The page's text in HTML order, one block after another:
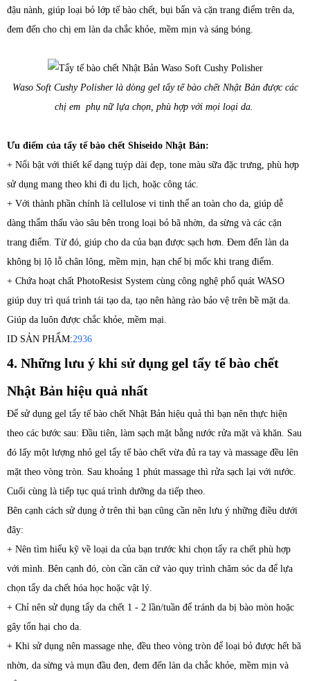
đậu nành, giúp loại bỏ lớp tế bào chết, bụi bẩn và cặn trang điểm trên da,
đem đến cho chị em làn da chắc khỏe, mềm mịn và sáng bóng.
Waso Soft Cushy Polisher là dòng gel tẩy tế bào chết Nhật Bản được các
chị em phụ nữ lựa chọn, phù hợp với mọi loại da.
Ưu điểm của tẩy tế bào chết Shiseido Nhật Bản:
+ Nổi bật với thiết kế dạng tuýp dài đẹp, tone màu sữa đặc trưng, phù hợp
sử dụng mang theo khi đi du lịch, hoặc công tác.
+ Với thành phần chính là cellulose vi tinh thể an toàn cho da, giúp dễ
dàng thẩm thấu vào sâu bên trong loại bỏ bã nhờn, da sừng và các cặn
trang điểm. Từ đó, giúp cho da của bạn được sạch hơn. Đem đến làn da
không bị lộ lỗ chân lông, mềm mịn, hạn chế bị mốc khi trang điểm.
+ Chứa hoạt chất PhotoResist System cùng công nghệ phổ quát WASO
giúp duy trì quá trình tái tạo da, tạo nên hàng rào bảo vệ trên bề mặt da.
Giúp da luôn được chắc khỏe, mềm mại.
ID SẢN PHẨM:2936
4. Những lưu ý khi sử dụng gel tẩy tế bào chết
Nhật Bản hiệu quả nhất
Để sử dụng gel tẩy tế bào chết Nhật Bản hiệu quả thì bạn nên thực hiện
theo các bước sau: Đầu tiên, làm sạch mặt bằng nước rửa mặt và khăn. Sau
đó lấy một lượng nhỏ gel tẩy tế bào chết vừa đủ ra tay và massage đều lên
mặt theo vòng tròn. Sau khoảng 1 phút massage thì rửa sạch lại với nước.
Cuối cùng là tiếp tục quá trình dưỡng da tiếp theo.
Bên cạnh cách sử dụng ở trên thì bạn cũng cần nên lưu ý những điều dưới
đây:
+ Nên tìm hiểu kỹ về loại da của bạn trước khi chọn tẩy ra chết phù hợp
với mình. Bên cạnh đó, còn cần căn cứ vào quy trình chăm sóc da để lựa
chọn tẩy da chết hóa học hoặc vật lý.
+ Chỉ nên sử dụng tẩy da chết 1 - 2 lần/tuần để tránh da bị bào mòn hoặc
gây tổn hại cho da.
+ Khi sử dụng nên massage nhẹ, đều theo vòng tròn để loại bỏ được hết bã
nhờn, da sừng và mụn đầu đen, đem đến làn da chắc khỏe, mềm mịn và